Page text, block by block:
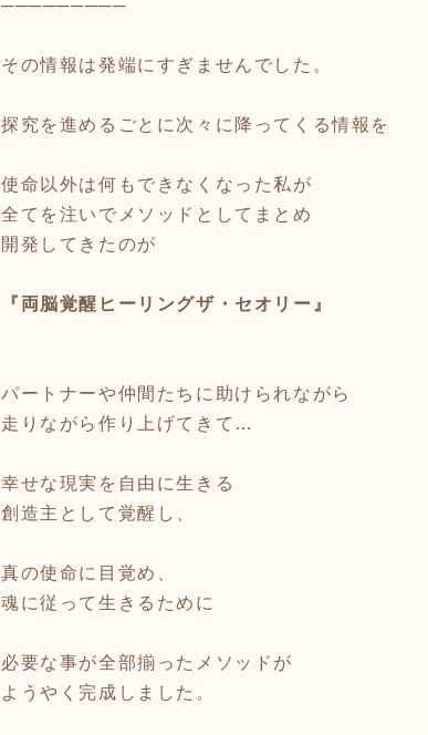
─────────
その情報は発端にすぎませんでした。
探究を進めるごとに次々に降ってくる情報を
使命以外は何もできなくなった私が
全てを注いでメソッドとしてまとめ
開発してきたのが
『両脳覚醒ヒーリングザ・セオリー』
パートナーや仲間たちに助けられながら
走りながら作り上げてきて…
幸せな現実を自由に生きる
創造主として覚醒し、
真の使命に目覚め、
魂に従って生きるために
必要な事が全部揃ったメソッドが
ようやく完成しました。